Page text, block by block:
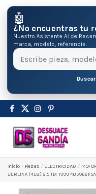
🤖
¿No encuentras tu
Nuestro Asistente AI de
marca, modelo, referencia.
Inicio Pіezas ELECTRICIDAD
BERLINA (4B2) 2.5 TDI 1999